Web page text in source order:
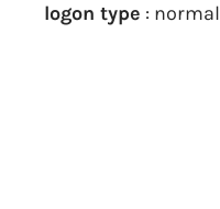
logon type : normal